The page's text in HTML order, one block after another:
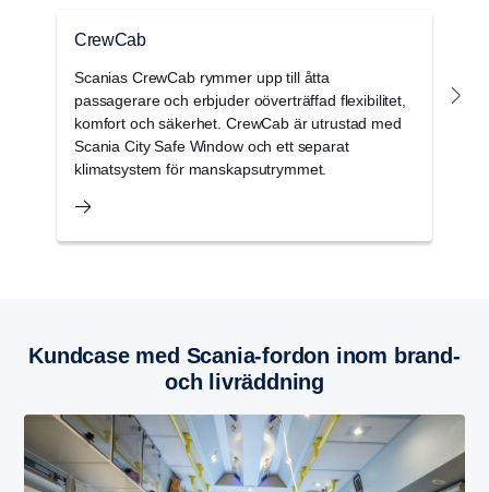
CrewCab
Scanias CrewCab rymmer upp till åtta
passagerare och erbjuder oöverträffad flexibilitet,
komfort och säkerhet. CrewCab är utrustad med
Scania City Safe Window och ett separat
klimatsystem för manskapsutrymmet.
Kundcase med Scania-fordon inom brand-
och livräddning